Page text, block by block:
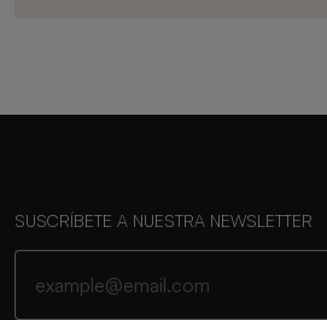
SUSCRÍBETE A NUESTRA NEWSLETTER